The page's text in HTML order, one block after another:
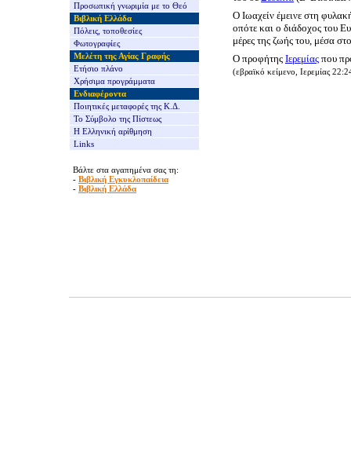
Προσωπική γνωριμία με το Θεό
Βιβλική Ελλάδα
Πόλεις, τοποθεσίες
Φωτογραφίες
Μελέτη της Αγίας Γραφής
Ετήσιο πλάνο
Χρήσιμα προγράμματα
Ενδιαφέροντα
Ποιητικές μεταφορές της Κ.Δ.
Το Σύμβολο της Πίστεως
Η Ελληνική αρίθμηση
Links
Βάλτε στα αγαπημένα σας τη:
- Βιβλική Εγκυκλοπαίδεια
- Βιβλική Ελλάδα
Ο Ιωαχείν έμεινε στη
οπότε και ο διάδοχος του
μέρες της ζωής του, μέσα
Ο προφήτης Ιερεμίας που
(εβραϊκό κείμενο, Ιερεμίας